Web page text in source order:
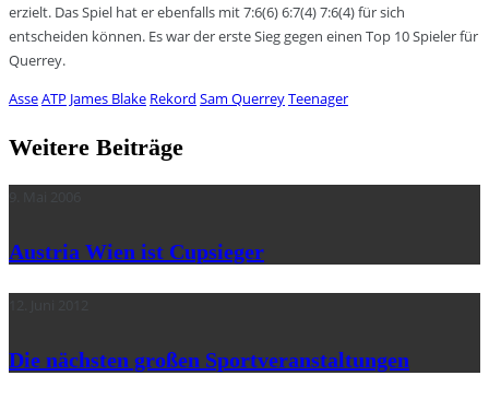
erzielt. Das Spiel hat er ebenfalls mit 7:6(6) 6:7(4) 7:6(4) für sich
entscheiden können. Es war der erste Sieg gegen einen Top 10 Spieler für
Querrey.
AsseATP James Blake Rekord Sam QuerreyTeenager
Weitere Beiträge
Austria Wien ist Cupsieger
Die nächsten großen Sportveranstaltungen